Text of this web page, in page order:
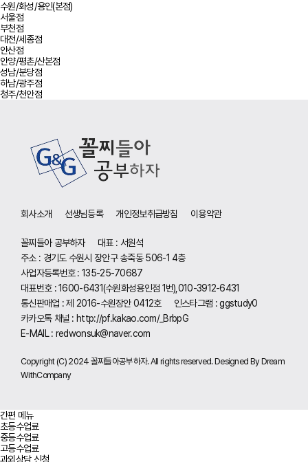
수원/화성/용인(본점)
서울점
부천점
대전/세종점
안산점
안양/평촌/산본점
성남/분당점
하남/광주점
청주/천안점
사이트 정보
회사소개 선생님등록 개인정보취급방침 이용약관
꼴찌들아 공부하자
대표 : 서원석
주소 : 경기도 수원시 장안구 송죽동 506-1 4층
사업자등록번호 : 135-25-70687
대표번호 : 1600-6431(수원화성용인점 1번),010-3912-6431
통신판매업 : 제 2016-수원장안 0412호
인스타그램 : ggstudy0
카카오톡 채널 : http://pf.kakao.com/_BrbpG
E-MAIL : redwonsuk@naver.com
Copyright (C) 2024 꼴찌들아공부하자. All rights reserved. Designed By Dream
WithCompany
간편 메뉴
초등수업료
중등수업료
고등수업료
과외상담 신청